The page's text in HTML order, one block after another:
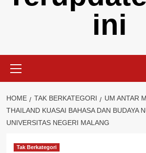
ini
Menu
HOME TAK BERKATEGORI
UM ANTAR
THAILAND KUASAI BAHASA DAN BUDAYA
UNIVERSITAS NEGERI MALANG
Tak Berkategori